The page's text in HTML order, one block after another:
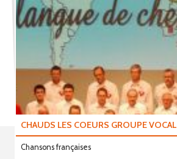
CHAUDS LES COEURS GROUPE VOCAL
Chansons françaises